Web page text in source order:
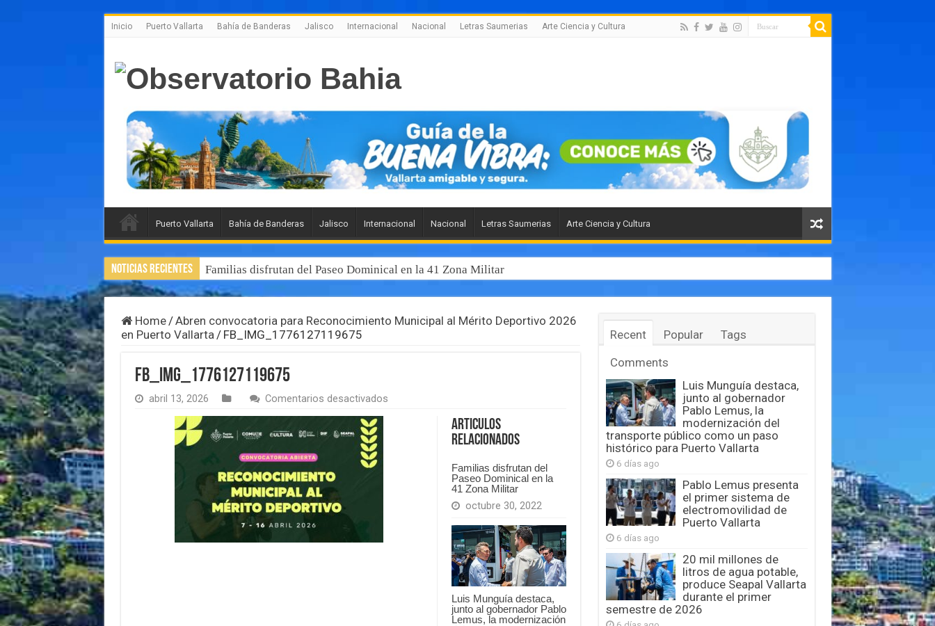
Inicio Puerto Vallarta Bahía de Banderas Jalisco Internacional Nacional Letras Saumerias Arte Ciencia y Cultura
Puerto Vallarta Bahía de Banderas Jalisco Internacional Nacional Letras Saumerias Arte Ciencia y Cultura
Noticias Recientes Familias disfrutan del Paseo Dominical en la 41 Zona Militar
Home/Abren convocatoria para Reconocimiento Municipal al Mérito Deportivo 2026
en Puerto Vallarta/ FB_IMG_1776127119675
FB_IMG_1776127119675
abril 13, 2026 Comentarios desactivadosen
Articulos
Relacionados
Familias disfrutan del
Paseo Dominical en la
41 Zona Militar
octubre 30, 2022
Luis Munguía destaca,
junto al gobernador Pablo
Lemus, la modernización
Recent Popular
Tags
Comments
Luis Munguía destaca,
junto al gobernador
Pablo Lemus, la
modernización del
transporte público como un paso
histórico para Puerto Vallarta
6 días ago
Pablo Lemus presenta
el primer sistema de
electromovilidad de
Puerto Vallarta
6 días ago
20 mil millones de
litros de agua potable,
produce Seapal Vallarta
durante el primer
semestre de 2026